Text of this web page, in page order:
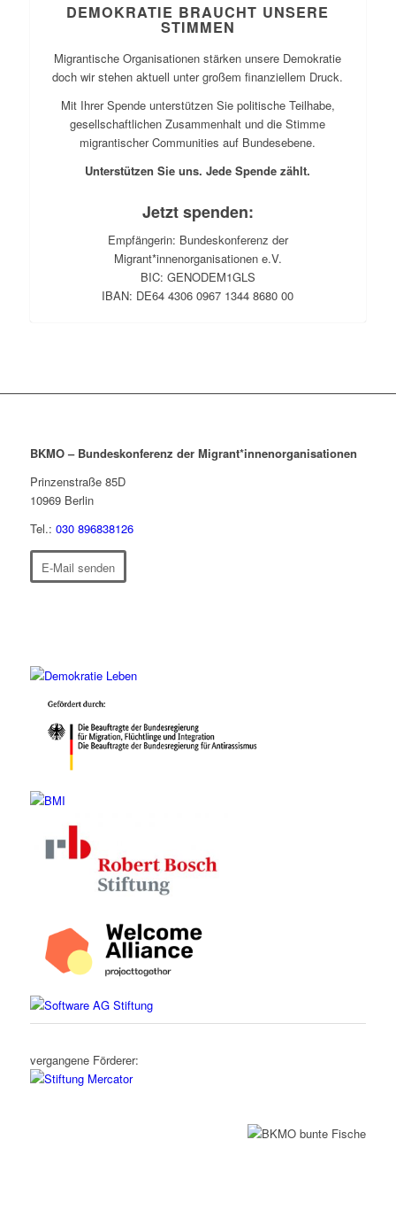
DEMOKRATIE BRAUCHT UNSERE
STIMMEN
Migrantische Organisationen stärken unsere Demokratie
doch wir stehen aktuell unter großem finanziellem Druck.
Mit Ihrer Spende unterstützen Sie politische Teilhabe,
gesellschaftlichen Zusammenhalt und die Stimme
migrantischer Communities auf Bundesebene.
Unterstützen Sie uns. Jede Spende zählt.
Jetzt spenden:
Empfängerin: Bundeskonferenz der
Migrant*innenorganisationen e.V.
BIC: GENODEM1GLS
IBAN: DE64 4306 0967 1344 8680 00
BKMO – Bundeskonferenz der Migrant*innenorganisationen
Prinzenstraße 85D
10969Berlin
Tel.: 030 896838126
E-Mail senden
vergangene Förderer: